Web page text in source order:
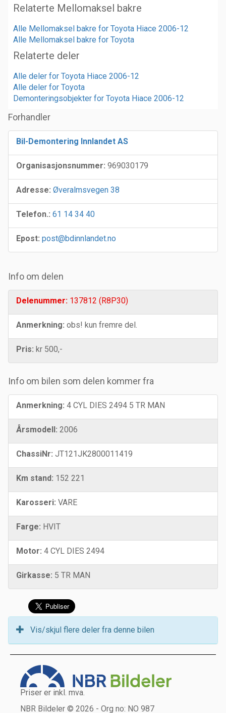
Relaterte Mellomaksel bakre
Alle Mellomaksel bakre for Toyota Hiace 2006-12
Alle Mellomaksel bakre for Toyota
Relaterte deler
Alle deler for Toyota Hiace 2006-12
Alle deler for Toyota
Demonteringsobjekter for Toyota Hiace 2006-12
Forhandler
Bil-Demontering Innlandet AS
Organisasjonsnummer: 969030179
Adresse: Øveralmsvegen 38
Telefon.: 61 14 34 40
Epost: post@bdinnlandet.no
Info om delen
Delenummer: 137812 (R8P30)
Anmerkning: obs! kun fremre del.
Pris: kr 500,-
Info om bilen som delen kommer fra
Anmerkning: 4 CYL DIES 2494 5 TR MAN
Årsmodell: 2006
ChassiNr: JT121JK2800011419
Km stand: 152 221
Karosseri: VARE
Farge: HVIT
Motor: 4 CYL DIES 2494
Girkasse: 5 TR MAN
Vis/skjul flere deler fra denne bilen
Priser er inkl. mva.
NBR Bildeler © 2026 - Org no: NO 987